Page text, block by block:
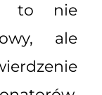
to nie
ale